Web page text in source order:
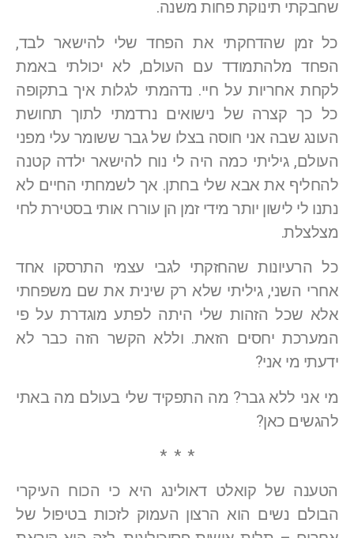
שחבקתי תינוקת פחות משנה.
כל זמן שהדחקתי את הפחד שלי להישאר לבד,
הפחד מלהתמודד עם העולם, לא יכולתי באמת
לקחת אחריות על חיי. נדהמתי לגלות איך בתקופה
כל כך קצרה של נישואים נרדמתי לתוך תחושת
העונג שבה אני חוסה בצלו של גבר ששומר עלי מפני
העולם, גיליתי כמה היה לי נוח להישאר ילדה קטנה
להחליף את אבא שלי בחתן. אך לשמחתי החיים לא
נתנו לי לישון יותר מידי זמן הן עוררו אותי בסטירת לחי
מצלצלת.
כל הרעיונות שהחזקתי לגבי עצמי התרסקו אחד
אחרי השני, גיליתי שלא רק שינית את שם משפחתי
אלא שכל הזהות שלי היתה לפתע מוגדרת על פי
המערכת יחסים הזאת. וללא הקשר הזה כבר לא
ידעתי מי אני?
מי אני ללא גבר? מה התפקיד שלי בעולם מה באתי
להגשים כאן?
* * *
הטענה של קואלט דאולינג היא כי הכוח העיקרי
הבולם נשים הוא הרצון העמוק לזכות בטיפול של